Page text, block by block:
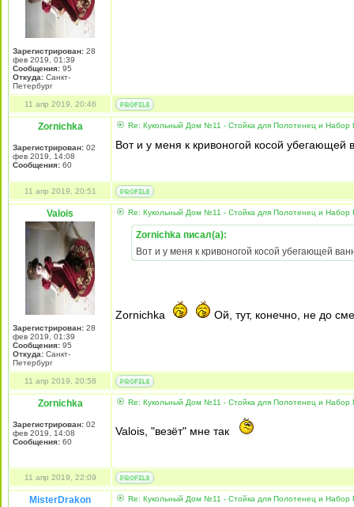
Зарегистрирован: 28
фев 2019, 01:39
Сообщения: 95
Откуда: Санкт-
Петербург
11 апр 2019, 20:46
Zornichka
Зарегистрирован: 02
фев 2019, 14:08
Сообщения: 60
Re: Кукольный Дом №11 - Стойка для Полотенец и Набор
Вот и у меня к кривоногой косой убегающей
11 апр 2019, 20:51
Valois
Зарегистрирован: 28
фев 2019, 01:39
Сообщения: 95
Откуда: Санкт-
Петербург
Re: Кукольный Дом №11 - Стойка для Полотенец и Набор
Zornichka писал(а):
Вот и у меня к кривоногой косой убегающей
Zornichka Ой, тут, конечно, не до
11 апр 2019, 20:58
Zornichka
Зарегистрирован: 02
фев 2019, 14:08
Сообщения: 60
Re: Кукольный Дом №11 - Стойка для Полотенец и Набор
Valois, "везёт" мне так
11 апр 2019, 22:09
MisterDrakon Re: Кукольный Дом №11 - Стойка для Полотенец и Набор